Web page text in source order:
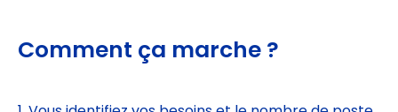
Comment ça marche ?